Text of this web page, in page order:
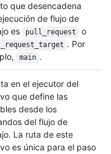
que desencadena
de flujo de
es
pull_request o
. Por
main .
en el ejecutor del
que define las
desde los
del flujo de
La ruta de este
es única para el paso